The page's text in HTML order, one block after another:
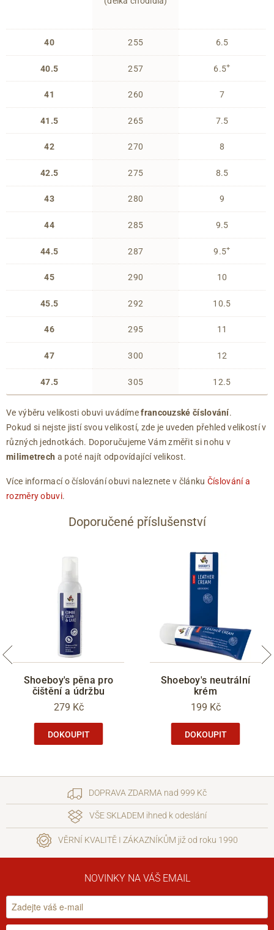
40
40.5
41
41.5
42
42.5
43
44
44.5
45
45.5
46
47
47.5
255
257
260
265
270
275
280
285
287
290
292
295
300
305
6.5
6.5+
7
7.5
8
8.5
9
9.5
9.5+
10
10.5
11
12
12.5
Ve výběru velikosti obuvi uvádímefrancouzské číslování.
Pokud si nejste jistí svou velikostí, zde je uveden přehled velikostí v
různých jednotkách. Doporučujeme Vám změřit si nohu v
milimetrech a poté najít odpovídající velikost.
Více informací o číslování obuvi naleznete v článku Číslování a
rozměry obuvi.
Doporučené příslušenství
Shoeboy's pěna pro
čištění a údržbu
279 Kč
DOKOUPIT
Shoeboy's neutrální
krém
199 Kč
DOKOUPIT
DOPRAVA ZDARMA nad 999 Kč
VŠE SKLADEM ihned k odeslání
VĚRNÍ KVALITĚ I ZÁKAZNÍKŮM již od roku 1990
NOVINKY NA VÁŠ EMAIL